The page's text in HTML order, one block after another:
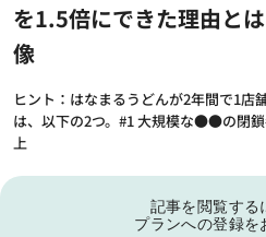
を1.5倍にできた理由と
像
ヒント：はなまるうどんが2年間で1店
は、以下の2つ。#1 大規模な●●の閉
上
記事を閲覧する
プランへの登録を